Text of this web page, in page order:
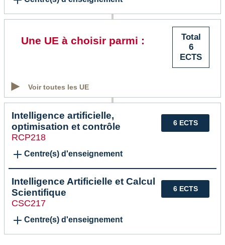
Total
6
ECTS
Une UE à choisir parmi :
Voir toutes les UE
6 ECTS
Intelligence artificielle,
optimisation et contrôle
RCP218
Centre(s) d'enseignement
6 ECTS
Intelligence Artificielle et Calcul
Scientifique
CSC217
Centre(s) d'enseignement